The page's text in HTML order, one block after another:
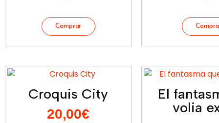
Croquis City
20,00€
El
volia